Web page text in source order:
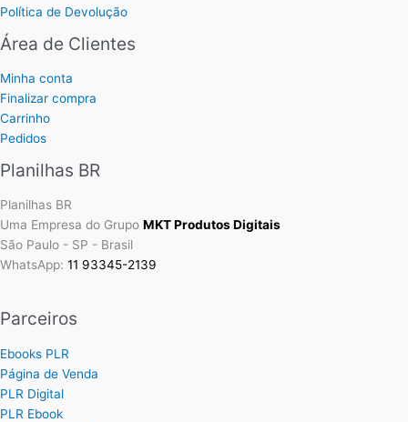
Política de Devolução
Área de Clientes
Minha conta
Finalizar compra
Carrinho
Pedidos
Planilhas BR
Planilhas BR
Uma Empresa do Grupo MKT Produtos Digitais
São Paulo - SP - Brasil
WhatsApp: 11 93345-2139
Parceiros
Ebooks PLR
Página de Venda
PLR Digital
PLR Ebook